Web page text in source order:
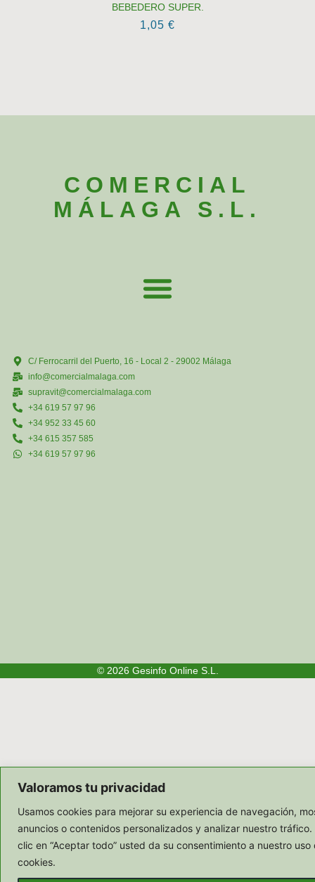
Valoramos tu privacidad
Usamos cookies para mejorar su experiencia de navegación,
anuncios o contenidos personalizados y analizar nuestro tráfico.
clic en “Aceptar todo” usted da su consentimiento a nuestro uso
cookies.
BEBEDERO SUPER.
1,05 €
COMERCIAL
MÁLAGA S.L.
C/ Ferrocarril del Puerto, 16 - Local 2 - 29002 Málaga
info@comercialmalaga.com
supravit@comercialmalaga.com
+34 619 57 97 96
+34 952 33 45 60
+34 615 357 585
+34 619 57 97 96
© 2026 Gesinfo Online S.L.